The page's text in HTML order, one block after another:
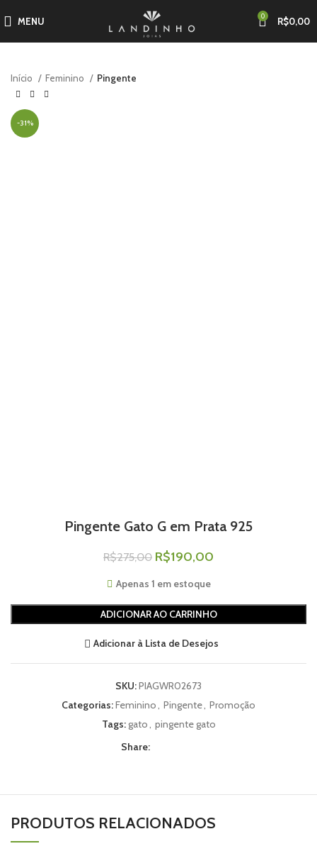
MENU 0 R$0,00
Início Feminino Pingente
-31%
Pingente Gato G em Prata 925
R$275,00 R$190,00
Apenas 1 em estoque
ADICIONAR AO CARRINHO
Adicionar à Lista de Desejos
SKU:PIAGWR02673
Categorias:Feminino, Pingente, Promoção
Tags:gato, pingente gato
Share:
PRODUTOS RELACIONADOS